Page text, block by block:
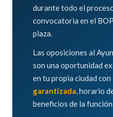
durante todo el
convocatoria en el
plaza.
Las oposiciones al
son una oportunidad
en tu propia ciudad con
garantizada, horario
beneficios de la